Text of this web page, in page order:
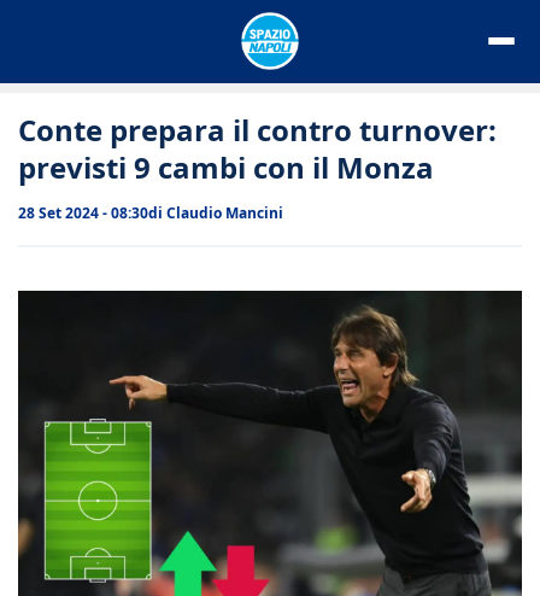
Conte prepara il contro turnover:
previsti 9 cambi con il Monza
28 Set 2024 - 08:30di Claudio Mancini